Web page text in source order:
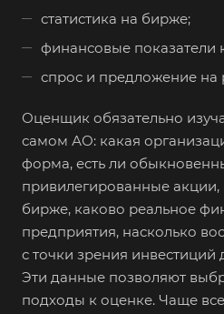
статистика на бирже;
финансовые показатели
спрос и предложение на
Оценщик обязательно
самом АО: какая
форма, есть ли
привилегированные акции,
бирже, каково реальное
предприятия, насколько
с точки зрения инвестиций
Эти данные позволяют
подходы к оценке. Чаще
Выберите ваш
Березники